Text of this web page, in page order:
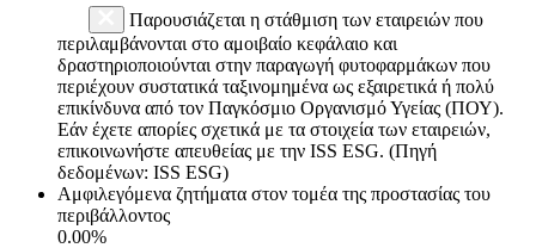
Παρουσιάζεται η στάθμιση των εταιρειών που
περιλαμβάνονται στο αμοιβαίο κεφάλαιο και
δραστηριοποιούνται στην παραγωγή φυτοφαρμάκων που
περιέχουν συστατικά ταξινομημένα ως εξαιρετικά ή πολύ
επικίνδυνα από τον Παγκόσμιο Οργανισμό Υγείας (ΠΟΥ).
Εάν έχετε απορίες σχετικά με τα στοιχεία των εταιρειών,
επικοινωνήστε απευθείας με την ISS ESG. (Πηγή
δεδομένων: ISS ESG)
Αμφιλεγόμενα ζητήματα στον τομέα της προστασίας του
περιβάλλοντος
0.00%